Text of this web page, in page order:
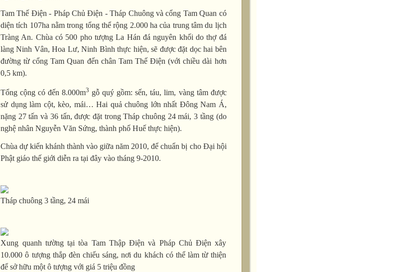
Tam Thế Điện - Pháp Chủ Điện - Tháp Chuông và cổng Tam Quan có
diện tích 107ha nằm trong tổng thể rộng 2.000 ha của trung tâm du lịch
Tràng An. Chùa có 500 pho tượng La Hán đá nguyên khối do thợ đá
làng Ninh Vân, Hoa Lư, Ninh Bình thực hiện, sẽ được đặt dọc hai bên
đường từ cổng Tam Quan đến chân Tam Thế Điện (với chiều dài hơn
0,5 km).
Tổng cộng có đến 8.000m3 gỗ quý gồm: sến, táu, lim, vàng tâm được
sử dụng làm cột, kèo, mái… Hai quả chuông lớn nhất Đông Nam Á,
nặng 27 tấn và 36 tấn, được đặt trong Tháp chuông 24 mái, 3 tầng (do
nghệ nhân Nguyễn Văn Sứng, thành phố Huế thực hiện).
Chùa dự kiến khánh thành vào giữa năm 2010, để chuẩn bị cho Đại hội
Phật giáo thế giới diễn ra tại đây vào tháng 9-2010.
Tháp chuông 3 tầng, 24 mái
Xung quanh tường tại tòa Tam Thập Điện và Pháp Chủ Điện xây
10.000 ô tượng thắp đèn chiếu sáng, nơi du khách có thể làm từ thiện
để sở hữu một ô tượng với giá 5 triệu đồng